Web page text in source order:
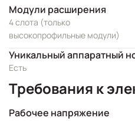
Модули расширения
4 слота (только
высокопрофильные модули)
Уникальный аппаратный
Есть
Требования к
Рабочее напряжение